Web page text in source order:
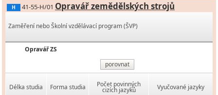
H 41-55-H/01 Opravář zemědělských strojů
Zaměření nebo Školní vzdělávací program (ŠVP)
Opravář ZS
porovnat
Délka studia Forma studia Počet povinných
cizích jazyků Vyučované jazyky